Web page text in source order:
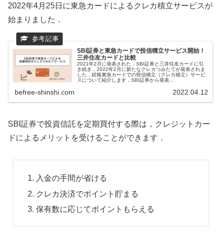
2022年4月25日に東急カードによるクレカ積立サービスが
始まりました．
SBI証券と東急カードで投信積立サービス開始！
三井住友カードと比較
2021年2月に発表された，SBI証券と三井住友カードに引
き続き，2022年2月に新たなクレカつみたてが発表されま
した．続報東急カードでの投信積立（クレカ積立）サービ
スについて紹介します．SBI証券から発表...
befree-shinshi.com 2022.04.12
SBI証券で投資信託を定期買付する際は，クレジットカー
ドによるメリットを受けることができます．
入金の手間が省ける
クレカ決済でポイント貯まる
保有数に応じてポイントもらえる